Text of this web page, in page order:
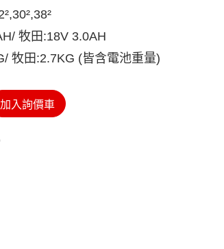
牧田:18V 3.0AH
牧田:2.7KG (皆含電池重量)
加入詢價車